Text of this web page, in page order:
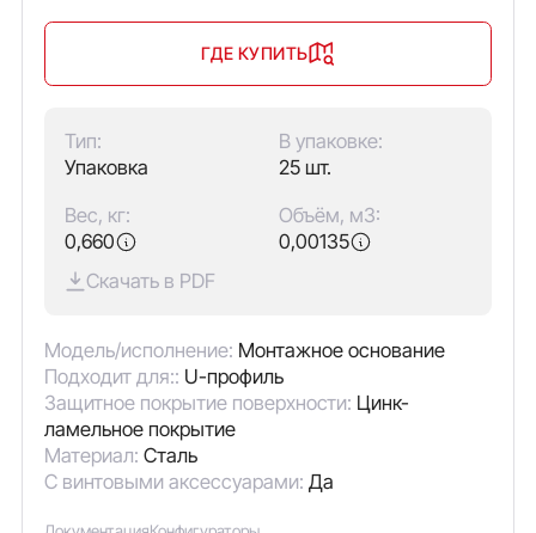
ГДЕ КУПИТЬ
Тип:
Упаковка
В упаковке:
25 шт.
Вес, кг:
0,660
Объём, м3:
0,00135
Скачать в PDF
Модель/исполнение: Монтажное основание
Подходит для:: U-профиль
Защитное покрытие поверхности: Цинк-
ламельное покрытие
Материал: Сталь
С винтовыми аксессуарами: Да